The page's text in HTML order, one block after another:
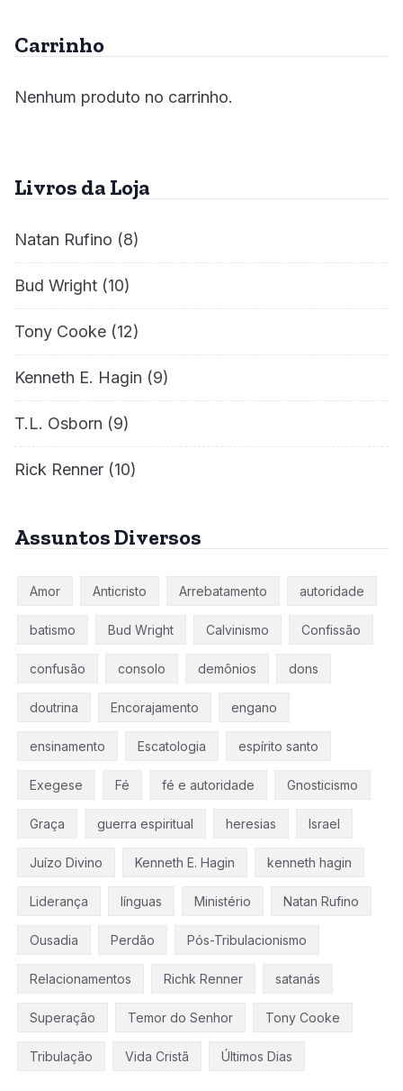
Carrinho
Nenhum produto no carrinho.
Livros da Loja
Natan Rufino (8)
Bud Wright (10)
Tony Cooke (12)
Kenneth E. Hagin (9)
T.L. Osborn (9)
Rick Renner (10)
Assuntos Diversos
Amor Anticristo Arrebatamento autoridade
batismo Bud Wright Calvinismo Confissão
confusão consolo demônios dons
doutrina Encorajamento engano
ensinamento Escatologia espírito santo
Exegese Fé fé e autoridade Gnosticismo
Graça guerra espiritual heresias Israel
Juízo Divino Kenneth E. Hagin kenneth hagin
Liderança línguas Ministério Natan Rufino
Ousadia Perdão Pós-Tribulacionismo
Relacionamentos Richk Renner satanás
Superação Temor do Senhor Tony Cooke
Tribulação Vida Cristã Últimos Dias